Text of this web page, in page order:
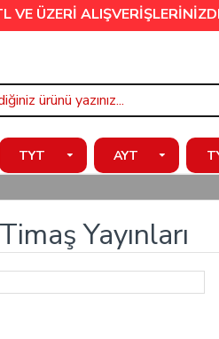
VE ÜZERİ
TYT AYT
Yayınları